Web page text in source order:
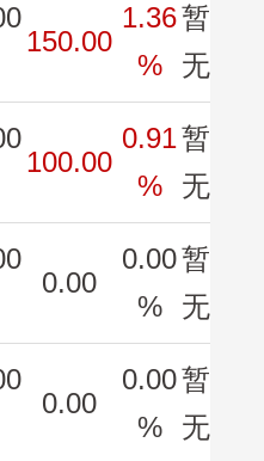
150.00
1.36
%
暂
无
100.00
0.91
%
暂
无
0.00
0.00
%
暂
无
0.00
0.00
%
暂
无